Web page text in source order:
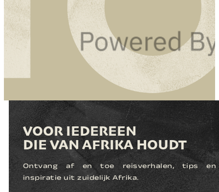
VOOR IEDEREEN
DIE VAN AFRIKA HOUDT
Ontvang af en toe reisverhalen, tips en
inspiratie uit zuidelijk Afrika.